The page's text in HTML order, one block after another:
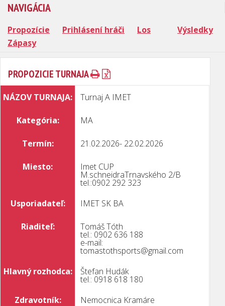
NAVIGÁCIA
Propozície Prihlásení hráči Los
Výsledky
Zápasy
PROPOZICIE TURNAJA
NÁZOV TURNAJA: Turnaj A IMET
Kategória: MA
Termín: 21.02.2026- 22.02.2026
Miesto: Imet CUP
M.schneidraTrnavského 2/B
tel.:0902 292 323
Usporiadateľ:
IMET SK BA
Riaditeľ: Tomáš Tóth
tel.: 0902 636 188
e-mail:
tomastothsports@gmail.com
Hlavný rozhodca:
Štefan Hudák
tel.: 0918 618 180
Zdravotník:
Nemocnica Kramáre